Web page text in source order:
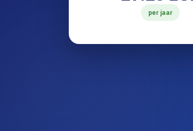
per jaar